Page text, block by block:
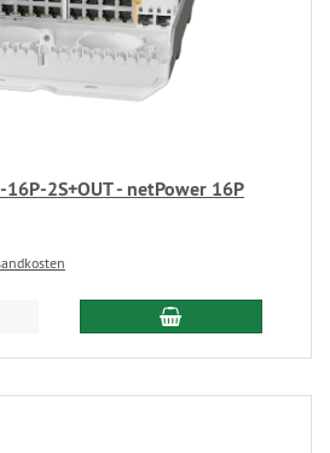
2S+OUT - netPower 16P